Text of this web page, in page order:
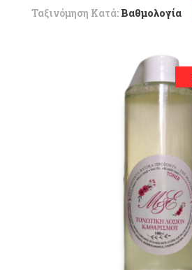
Ταξινόμηση Κατά: Βαθμολογία